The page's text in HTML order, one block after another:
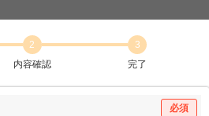
2
内容確認
3
完了
必須